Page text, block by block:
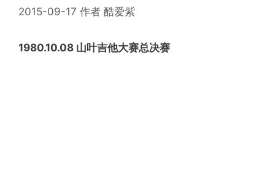
2015-09-17 作者 酷爱紫
1980.10.08 山叶吉他大赛总决赛